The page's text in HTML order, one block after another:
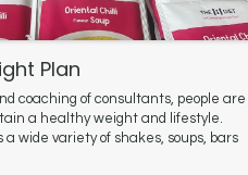
Plan
coaching of consultants, people are
a healthy weight and lifestyle.
a wide variety of shakes, soups, bars